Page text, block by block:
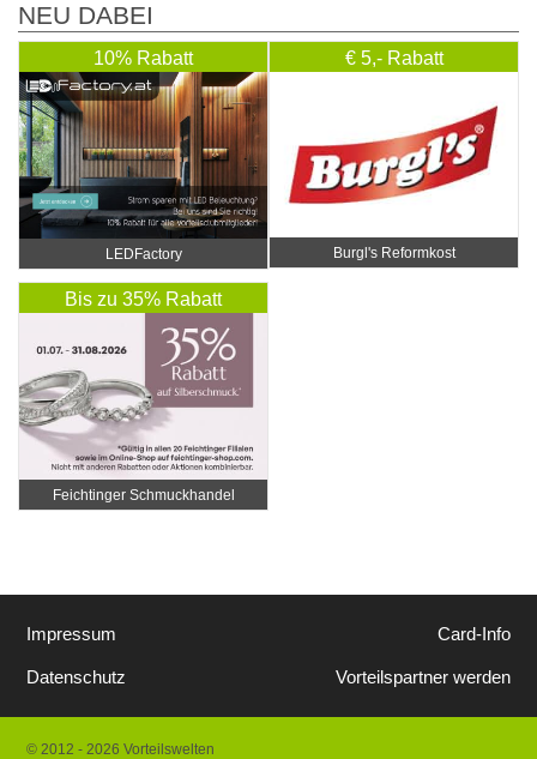
NEU DABEI
10% Rabatt
LEDFactory
€ 5,- Rabatt
Burgl's Reformkost
Bis zu 35% Rabatt
Feichtinger Schmuckhandel
Zentrale
Impressum
Datenschutz
Card-Info
Vorteilspartner werden
© 2012 - 2026 Vorteilswelten